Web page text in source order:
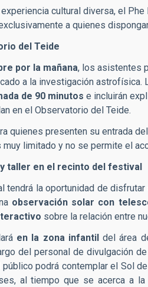
cultural diversa, el
a quienes
del Teide
por la mañana, los asistentes
a la investigación astrofísica.
de 90 minutos e incluirán
en el Observatorio del Teide.
quienes presenten su entrada
muy limitado y no se permite el
taller en el recinto del festival
tendrá la oportunidad de
observación solar con
sobre la relación entre
en la zona infantil del área
del personal de divulgación
podrá contemplar el Sol
al tiempo que se acerca a